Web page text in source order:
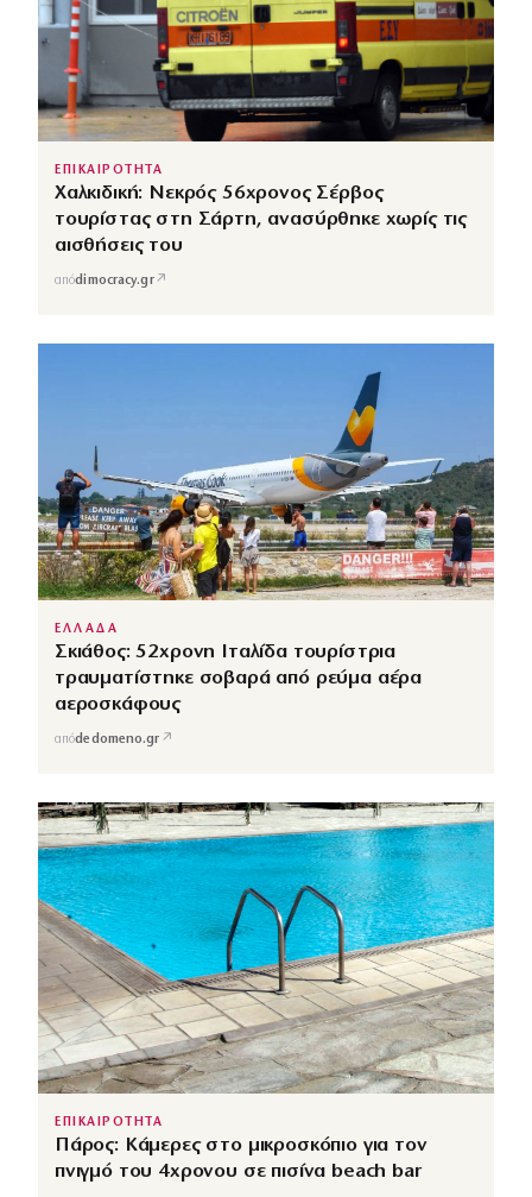
ΕΠΙΚΑΙΡΟΤΗΤΑ
Χαλκιδική: Νεκρός 56χρονος Σέρβος
τουρίστας στη Σάρτη, ανασύρθηκε χωρίς τις
αισθήσεις του
απόdimocracy.gr↗
ΕΛΛΑΔΑ
Σκιάθος: 52χρονη Ιταλίδα τουρίστρια
τραυματίστηκε σοβαρά από ρεύμα αέρα
αεροσκάφους
απόdedomeno.gr ↗
ΕΠΙΚΑΙΡΟΤΗΤΑ
Πάρος: Κάμερες στο μικροσκόπιο για τον
πνιγμό του 4χρονου σε πισίνα beach bar